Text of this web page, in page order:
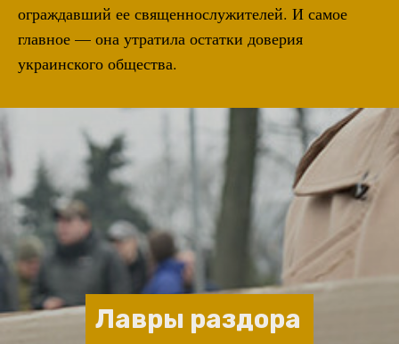
ограждавший ее священнослужителей. И самое
главное — она утратила остатки доверия
украинского общества.
Лавры раздора